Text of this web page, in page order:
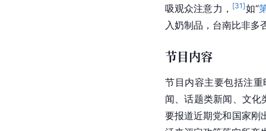
吸观众注意力， [31]如“
入奶制品，台南比非多
节目内容
节目内容主要包括注
闻、话题类新闻、文化
要报道近期党和国家刚